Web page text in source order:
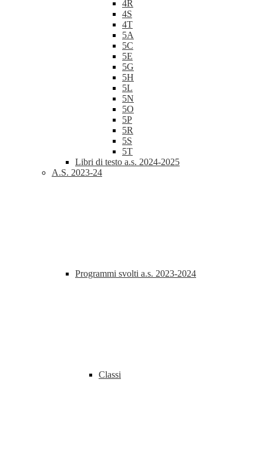
4R
4S
4T
5A
5C
5E
5G
5H
5L
5N
5O
5P
5R
5S
5T
Libri di testo a.s. 2024-2025
A.S. 2023-24
Programmi svolti a.s. 2023-2024
Classi